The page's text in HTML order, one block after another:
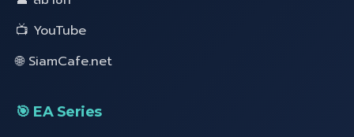
📺 YouTube
🌐 SiamCafe.net
🎯 EA Series